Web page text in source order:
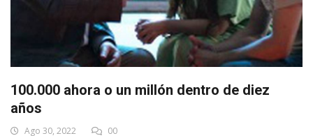
100.000 ahora o un millón dentro de diez
años
Ago 30, 2022 00